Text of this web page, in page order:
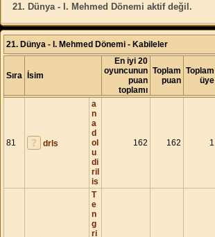
21. Dünya - I. Mehmed Dönemi aktif değil.
21. Dünya - I. Mehmed Dönemi - Kabileler
Sıra İsim
En iyi 20
oyuncunun
puan
toplamı
Toplam
puan
Toplam
üye
81 drls
a
n
a
d
ol
u
di
ril
is
162 162 1
T
e
n
g
ri